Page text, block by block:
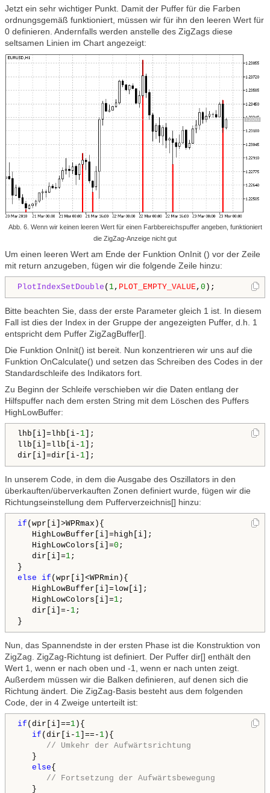
Jetzt ein sehr wichtiger Punkt. Damit der Puffer für die Farben
ordnungsgemäß funktioniert, müssen wir für ihn den leeren Wert für
0 definieren. Andernfalls werden anstelle des ZigZags diese
seltsamen Linien im Chart angezeigt:
Abb. 6. Wenn wir keinen leeren Wert für einen Farbbereichspuffer angeben, funktioniert
die ZigZag-Anzeige nicht gut
Um einen leeren Wert am Ende der Funktion OnInit () vor der Zeile
mit return anzugeben, fügen wir die folgende Zeile hinzu:
PlotIndexSetDouble ( 1, PLOT_EMPTY_VALUE, 0 );
Bitte beachten Sie, dass der erste Parameter gleich 1 ist. In diesem
Fall ist dies der Index in der Gruppe der angezeigten Puffer, d.h. 1
entspricht dem Puffer ZigZagBuffer[].
Die Funktion OnInit() ist bereit. Nun konzentrieren wir uns auf die
Funktion OnCalculate() und setzen das Schreiben des Codes in der
Standardschleife des Indikators fort.
Zu Beginn der Schleife verschieben wir die Daten entlang der
Hilfspuffer nach dem ersten String mit dem Löschen des Puffers
HighLowBuffer:
lhb[i]=lhb[i- 1 ];
llb[i]=llb[i- 1 ];
dir[i]=dir[i- 1
In unserem Code, in dem die Ausgabe des Oszillators in den
überkauften/überverkauften Zonen definiert wurde, fügen wir die
Richtungseinstellung dem Pufferverzeichnis[] hinzu:
if (wpr[i]>WPRmax){
HighLowBuffer[i]=high[i];
HighLowColors[i]=0 ;
dir[i]=1;
else
if (wpr[i]<WPRmin){
HighLowBuffer[i]=low[i];
HighLowColors[i]=1;
dir[i]=- 1;
Nun, das Spannendste in der ersten Phase ist die Konstruktion von
ZigZag. ZigZag-Richtung ist definiert. Der Puffer dir[] enthält den
Wert 1, wenn er nach oben und -1, wenn er nach unten zeigt.
Außerdem müssen wir die Balken definieren, auf denen sich die
Richtung ändert. Die ZigZag-Basis besteht aus dem folgenden
Code, der in 4 Zweige unterteilt ist:
if (dir[i]==1 ){
if (dir[i- 1 ]==- 1 ){
// Umkehr der Aufwärtsrichtung
}
else{
// Fortsetzung der Aufwärtsbewegung
}